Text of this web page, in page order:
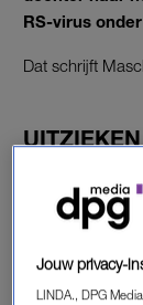
RS-virus
Dat schrijft
UITZIEKEN
besloot de
gaan. De
influencer al
Jouw privacy-
LINDA., DPG